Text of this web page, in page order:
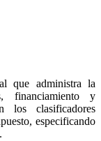
que administra la
financiamiento y
los clasificadores
especificando